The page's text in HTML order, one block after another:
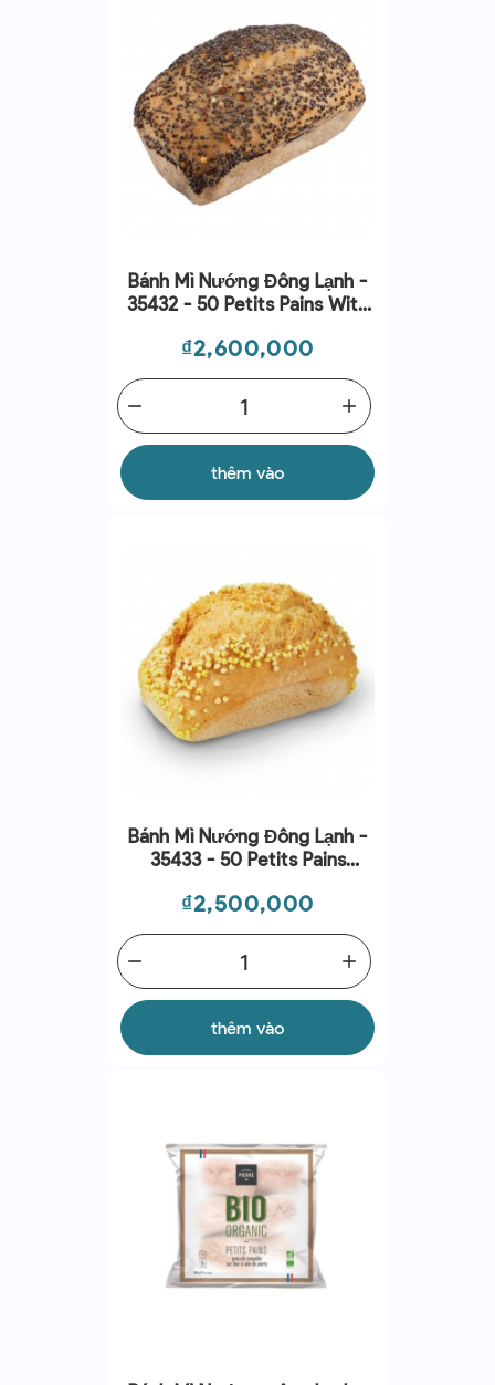
Bánh Mì Nướng Đông Lạnh -
35432 - 50 Petits Pains With
(2.25kg)
Giá
₫2,600,000
add
remove
thêm vào
Bánh Mì Nướng Đông Lạnh -
35433 - 50 Petits Pains
Giá
₫2,500,000
add
remove
thêm vào